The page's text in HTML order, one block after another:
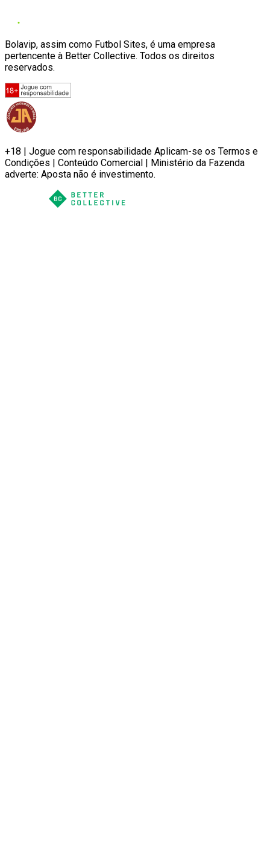
Bolavip, assim como Futbol Sites, é uma empresa
pertencente à Better Collective. Todos os direitos
reservados.
+18 | Jogue com responsabilidade Aplicam-se os Termos e
Condições | Conteúdo Comercial | Ministério da Fazenda
adverte: Aposta não é investimento.